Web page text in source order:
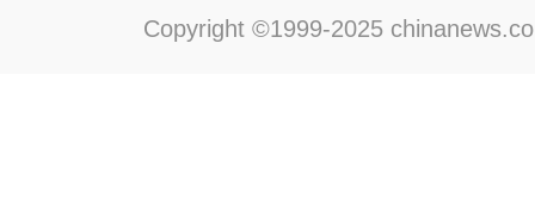
Copyright ©1999-2025